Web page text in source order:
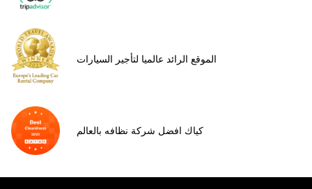
الموقع الرائد عالميا لتأجير السيارات
كياك افضل شركة نظافه بالعالم